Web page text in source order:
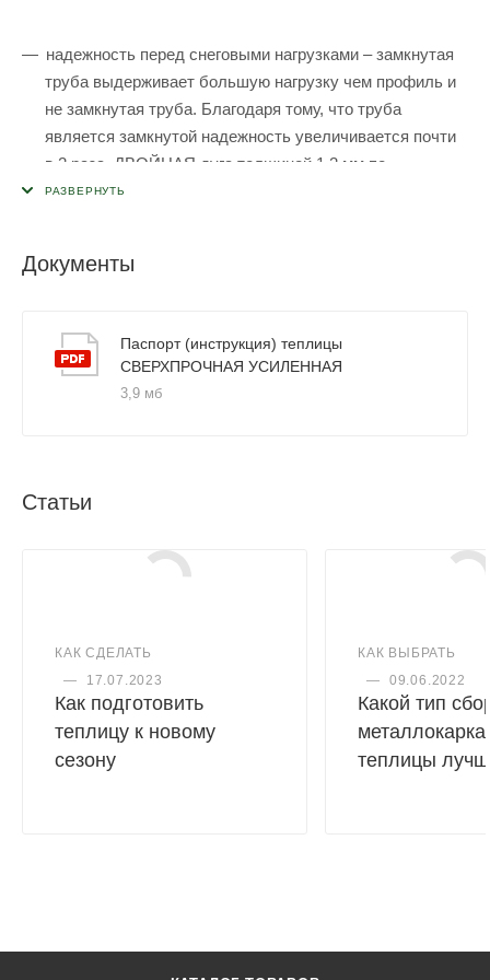
надежность перед снеговыми нагрузками – замкнутая
труба выдерживает большую нагрузку чем профиль и
не замкнутая труба. Благодаря тому, что труба
является замкнутой надежность увеличивается почти
в 2 раза. ДВОЙНАЯ дуга толщиной 1,2 мм по
сравнению с другими теплицами намного лучше
дугами 0,65 метров, что дает дополнительную
долговечность – оцинкованная труба не ржавеет и не
подвержена коррозии. Не теряет своих прочностных
показателей с годами;
Документы
Паспорт (инструкция) теплицы
СВЕРХПРОЧНАЯ УСИЛЕННАЯ
3,9 мб
Статьи
КАК СДЕЛАТЬ
—
17.07.2023
Как подготовить
теплицу к новому
сезону
КАК ВЫБРАТЬ
—
09.06.2022
Какой тип
теплицы